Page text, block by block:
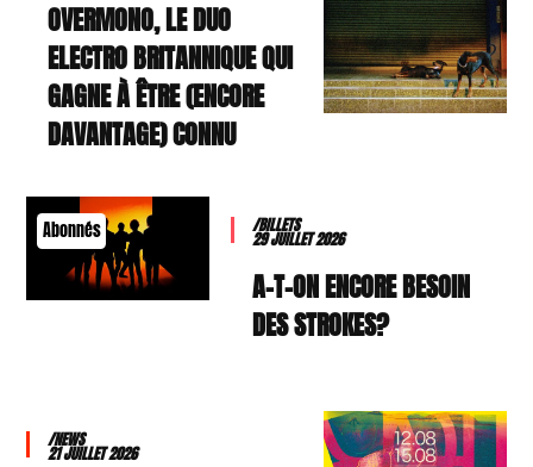
OVERMONO, LE DUO
ELECTRO BRITANNIQUE QUI
GAGNE À ÊTRE (ENCORE
DAVANTAGE) CONNU
Abonnés /BILLETS
29 JUILLET 2026
A-T-ON ENCORE BESOIN
DES STROKES?
/NEWS
21 JUILLET 2026